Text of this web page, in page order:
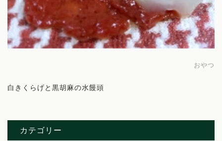
おやつ
白きくらげと黒胡麻の水饅頭
カテゴリー